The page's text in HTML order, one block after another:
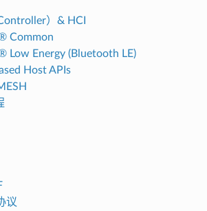
）& HCI
Common
Low Energy (Bluetooth LE)
Host APIs
议